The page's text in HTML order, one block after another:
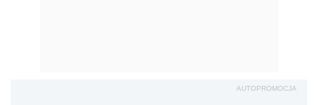
AUTOPROMOCJA